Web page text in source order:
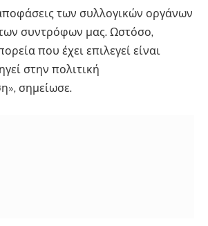
των συλλογικών οργάνων
των συντρόφων μας. Ωστόσο,
που έχει επιλεγεί είναι
στην πολιτική
σημείωσε.